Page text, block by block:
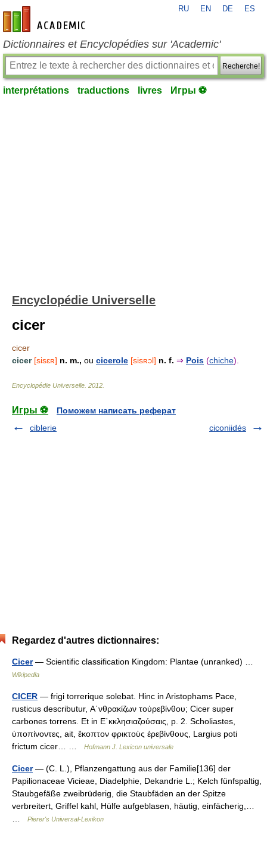
fr-academic.com
RU EN DE ES
Dictionnaires et Encyclopédies sur 'Academic'
Recherche!
interprétations traductions livres Игры ⚽
Encyclopédie Universelle
cicer
cicer
cicer [sisɛʀ] n. m., ou cicerole [sisʀɔl] n. f. ⇒ Pois (chiche).
Encyclopédie Universelle 2012
Игры ⚽
Поможем написать реферат
ciblerie
ciconiidés
Regardez d'autres dictionnaires:
Cicer— Scientific classification Kingdom: Plantae (unranked) …
Wikipedia
CICER — frigi torrerique solebat. Hinc in Aristophams Pace,
rusticus descributur, Α᾿νθρακίζων τοὐρεβίνθου; Cicer super
carbones torrens. Et in Ε᾿κκλησιαζούσαις, p. 2. Scholiastes,
ὑποπίνοντες, ait, ἔκοπτον φρικτοὺς ἐρεβίνθους, Largius poti
frictum cicer… …
Hofmann J. Lexicon universale
Cicer— (C. L.), Pflanzengattung aus der Familie[136] der
Papilionaceae Vicieae, Diadelphie, Dekandrie L.; Kelch fünfspaltig,
Staubgefäße zweibrüderig, die Staubfäden an der Spitze
verbreitert, Griffel kahl, Hülfe aufgeblasen, häutig, einfächerig,…
Pierer's Universal-Lexikon